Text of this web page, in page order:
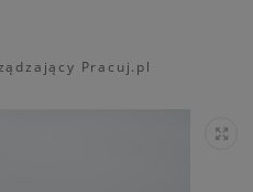
Pracuj.pl